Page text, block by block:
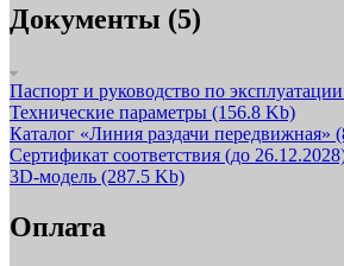
Документы (5)
Паспорт и руководство по эксплуатации
Технические параметры (156.8 Kb)
Каталог «Линия раздачи передвижная»
Сертификат соответствия (до
3D-модель (287.5 Kb)
Оплата